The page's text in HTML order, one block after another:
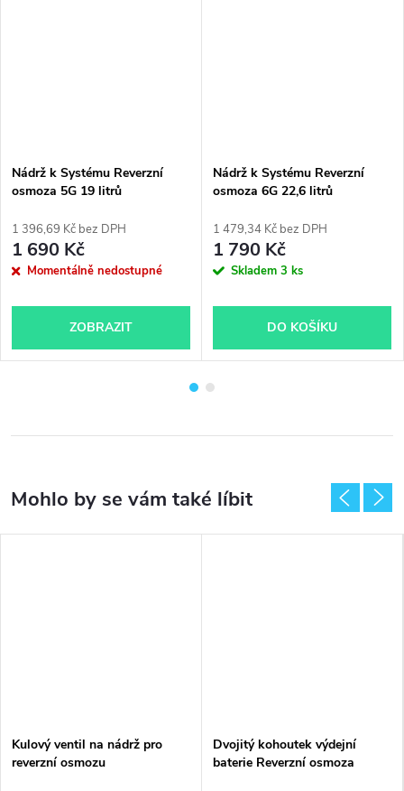
Nádrž k Systému Reverzní
osmoza 5G 19 litrů
1 396,69 Kč bez DPH
1 690 Kč
Momentálně nedostupné
ZOBRAZIT
Nádrž k Systému Reverzní
osmoza 6G 22,6 litrů
1 479,34 Kč bez DPH
1 790 Kč
Skladem 3 ks
DO KOŠÍKU
Kulový ventil na nádrž pro
reverzní osmozu
Dvojitý kohoutek výdejní
baterie Reverzní osmoza